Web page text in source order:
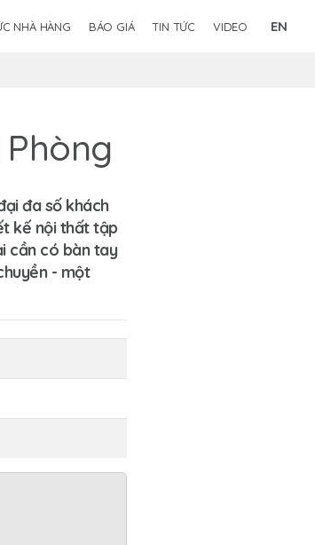
NHÀ HÀNG BÁO GIÁ TIN TỨC VIDEO EN
đa số khách
kế nội thất tập
cần có bàn tay
- một